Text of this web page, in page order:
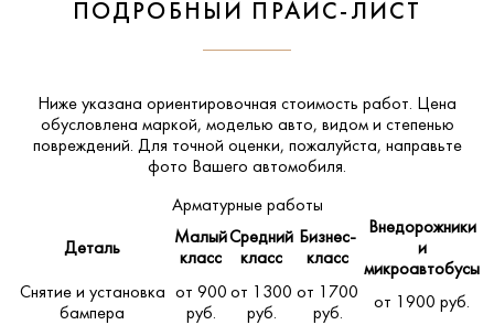
ПОДРОБНЫЙ ПРАЙС-ЛИСТ
Ниже указана ориентировочная стоимость работ. Цена
обусловлена маркой, моделью авто, видом и степенью
повреждений. Для точной оценки, пожалуйста, направьте
фото Вашего автомобиля.
Арматурные работы
Деталь
Малый
класс
Средний
класс
Бизнес-
класс
Внедорожники
и
микроавтобусы
Снятие и установка
бампера
от 900
руб.
от 1300
руб.
от 1700
руб.
от 1900 руб.